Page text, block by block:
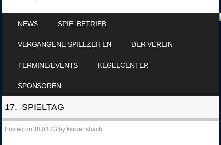
NEWS SPIELBETRIEB
VERGANGENE SPIELZEITEN DER VEREIN
TERMINE/EVENTS KEGELCENTER
SPONSOREN
17. SPIELTAG
Posted on 18.03.23 bykscoensbach